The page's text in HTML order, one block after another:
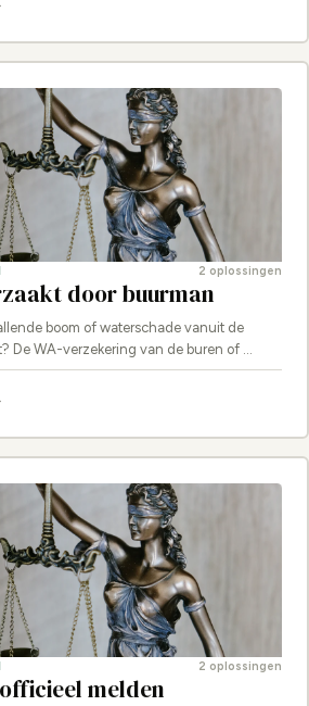
2 oplossingen
door buurman
boom of waterschade vanuit de
De WA-verzekering van de buren of …
2 oplossingen
melden